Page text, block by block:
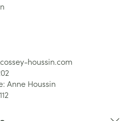
houssin.com
Anne Houssin